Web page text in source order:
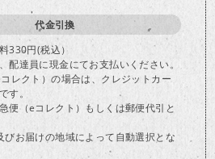
代金引換
330円(税込）
配達員に現金にてお支払いください。
レクト）の場合は、クレジットカー
す。
便（eコレクト）もしくは郵便代引と
お届けの地域によって自動選択とな